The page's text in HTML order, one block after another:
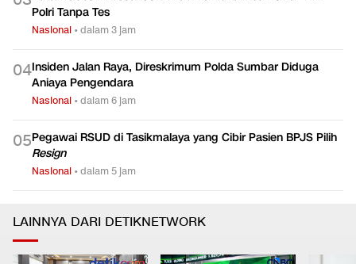
Polri Tanpa Tes
Nasional •dalam 3 jam
04Insiden Jalan Raya, Direskrimum Polda Sumbar Diduga
Aniaya Pengendara
Nasional •dalam 6 jam
05Pegawai RSUD di Tasikmalaya yang Cibir Pasien BPJS Pilih
Resign
Nasional •dalam 5 jam
LAINNYA DARI DETIKNETWORK